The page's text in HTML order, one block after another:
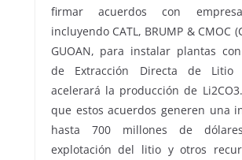
firmar acuerdos con
incluyendo CATL, BRUMP & CMOC
GUOAN, para instalar plantas
de Extracción Directa de Litio
acelerará la producción de
que estos acuerdos generen una
hasta 700 millones de
explotación del litio y otros